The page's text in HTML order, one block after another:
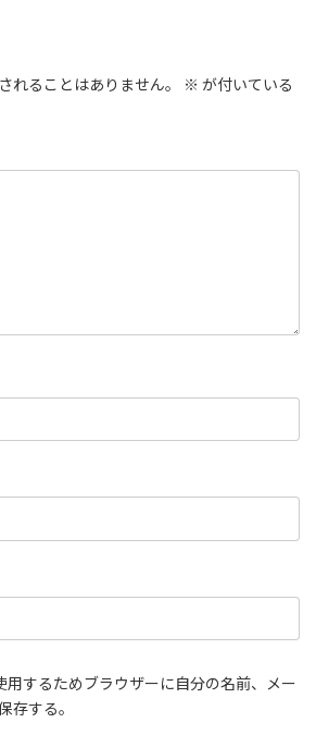
れることはありません。 ※ が付いている
用するためブラウザーに自分の名前、メー
存する。